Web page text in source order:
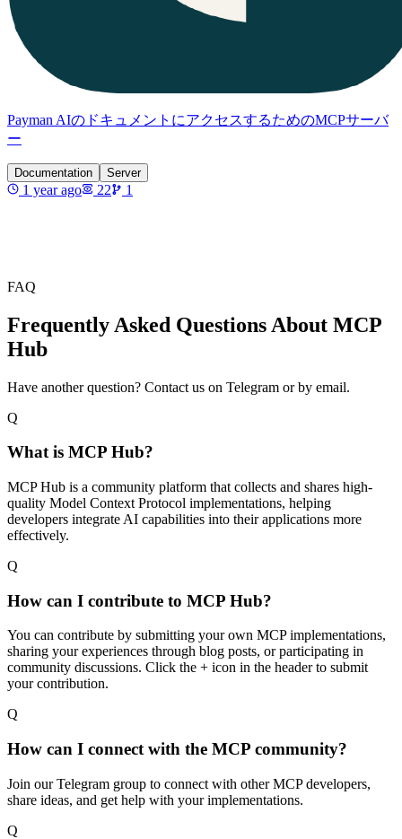
Payman AIのドキュメントにアクセスするためのMCPサーバ
ー
Documentation Server
1 year ago 22 1
FAQ
Frequently Asked Questions About MCP
Hub
Have another question? Contact us on Telegram or by email.
Q
What is MCP Hub?
MCP Hub is a community platform that collects and shares high-
quality Model Context Protocol implementations, helping
developers integrate AI capabilities into their applications more
effectively.
Q
How can I contribute to MCP Hub?
You can contribute by submitting your own MCP implementations,
sharing your experiences through blog posts, or participating in
community discussions. Click the + icon in the header to submit
your contribution.
Q
How can I connect with the MCP community?
Join our Telegram group to connect with other MCP developers,
share ideas, and get help with your implementations.
Q